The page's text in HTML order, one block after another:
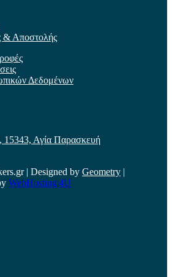
& Αποστολής
Δεδομένων
15343, Αγία Παρασκευή
| Designed by Geometry |
WebHosting|4U